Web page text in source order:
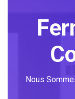
Nous